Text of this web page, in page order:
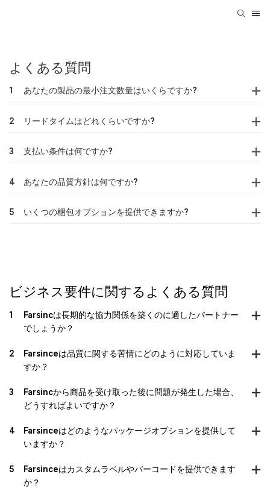
よくある質問
1 あなたの製品の最小注文数量はいくらですか?
2 リードタイムはどれくらいですか?
3 支払い条件は何ですか?
4 あなたの品質方針は何ですか?
5 いくつの梱包オプションを提供できますか?
ビジネス要件に関するよくある質問
1
Farsincは長期的な協力関係を築くのに適したパートナー
でしょうか？
2
Farsinceは品質に関する苦情にどのように対応していま
すか？
3
Farsincから商品を受け取った後に問題が発生した場合、
どうすればよいですか？
4
Farsinceはどのようなパッケージオプションを提供して
いますか？
5
Farsinceはカスタムラベルやバーコードを提供できます
か？